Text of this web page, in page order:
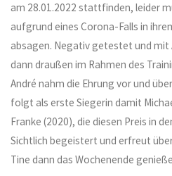
am 28.01.2022 stattfinden, leider
aufgrund eines Corona-Falls in
absagen. Negativ getestet und mit
dann draußen im Rahmen des
André nahm die Ehrung vor und
folgt als erste Siegerin damit
Franke (2020), die diesen Preis in
Sichtlich begeistert und erfreut
Tine dann das Wochenende